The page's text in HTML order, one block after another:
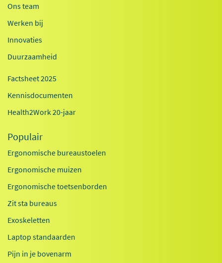
Ons team
Werken bij
Innovaties
Duurzaamheid
Factsheet 2025
Kennisdocumenten
Health2Work 20-jaar
Populair
Ergonomische bureaustoelen
Ergonomische muizen
Ergonomische toetsenborden
Zit sta bureaus
Exoskeletten
Laptop standaarden
Pijn in je bovenarm